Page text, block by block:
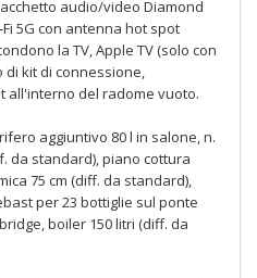
audio/video Diamond
5G con antenna hot spot
la TV, Apple TV (solo con
di kit di connessione,
all'interno del radome vuoto.
aggiuntivo 80 l in salone, n.
da standard), piano cottura
75 cm (diff. da standard),
per 23 bottiglie sul ponte
boiler 150 litri (diff. da